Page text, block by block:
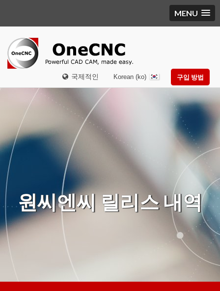
MENU
국제적인 구입 방법
Korean (ko)
원씨엔씨 릴리스 내역